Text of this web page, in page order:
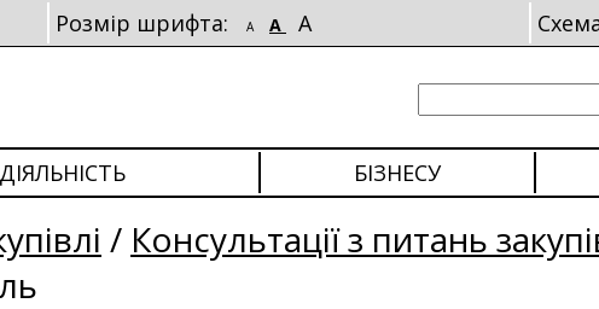
Розмір шрифта: A A A
ДІЯЛЬНІСТЬ БІЗНЕСУ
/ Консультації з питань